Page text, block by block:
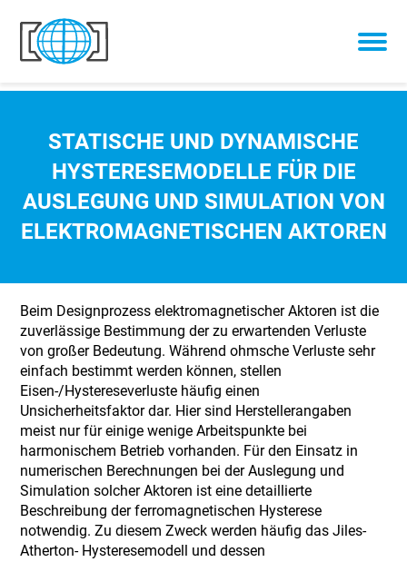
Skip to content
STATISCHE UND DYNAMISCHE
HYSTERESEMODELLE FÜR DIE
AUSLEGUNG UND SIMULATION VON
ELEKTROMAGNETISCHEN AKTOREN
Beim Designprozess elektromagnetischer Aktoren ist die
zuverlässige Bestimmung der zu erwartenden Verluste
von großer Bedeutung. Während ohmsche Verluste sehr
einfach bestimmt werden können, stellen
Eisen-/Hystereseverluste häufig einen
Unsicherheitsfaktor dar. Hier sind Herstellerangaben
meist nur für einige wenige Arbeitspunkte bei
harmonischem Betrieb vorhanden. Für den Einsatz in
numerischen Berechnungen bei der Auslegung und
Simulation solcher Aktoren ist eine detaillierte
Beschreibung der ferromagnetischen Hysterese
notwendig. Zu diesem Zweck werden häufig das Jiles-
Atherton- Hysteresemodell und dessen